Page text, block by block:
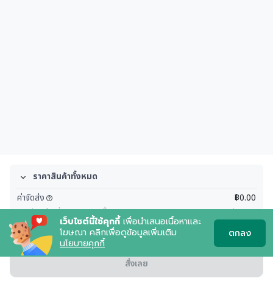
ราคาสินค้าทั้งหมด
ค่าจัดส่ง
฿0.00
(ภาษีมูลค่าเพิ่มของบริการทั้งหมด)
(฿0.00)
ยอดที่ต้องชำระ ฿0.00
สั่งเลย
เว็บไซต์นี้ใช้คุกกี้ เพื่อนำเสนอเนื้อหาและ
โฆษณา คลิกเพื่อดูข้อมูลเพิ่มเติม
นโยบายคุกกี้
ตกลง